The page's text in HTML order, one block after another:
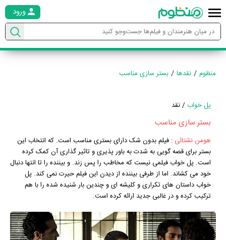
ورود
منظوم نقدها بستر سازی مناسب
پل خواب / نقد
بستر سازی مناسب
هومن نشتائی : فیلم بدون شک دارای بستری مناسب است. که انتخاب این
بستر برای قصه گویی به شدت به باور پذیری و تاثیر گذاری آن کمک کرده
است. پل خواب فیلمی نیست که مخاطب را پس زند. و بیننده را تا انتها دنبال
خود می کشاند. اما از طرفی بیننده از دیدن این فیلم حیرت نمی کند. پل
خواب داستان های تکراری و کلیشه ای و چندین بار شنیده شده را با هم
ترکیب کرده و در غالبی جدید ارائه کرده است.